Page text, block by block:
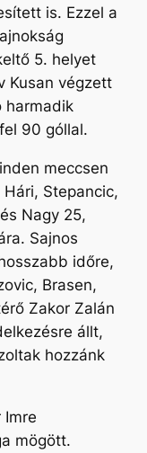
is. Ezzel a
5. helyet
Kusan végzett
harmadik
90 góllal.
meccsen
Stepancic,
Nagy 25,
Sajnos
időre,
Brasen,
Zakor Zalán
állt,
hozzánk
mögött.